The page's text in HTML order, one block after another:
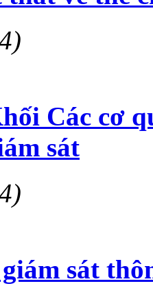
Các cơ
sát
giám sát